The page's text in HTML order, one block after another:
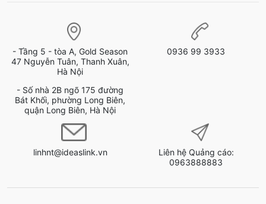
- Tầng 5 - tòa A, Gold Season
47 Nguyễn Tuân, Thanh Xuân,
Hà Nội
- Số nhà 2B ngõ 175 đường
Bát Khối, phường Long Biên,
quận Long Biên, Hà Nội
0936 99 3933
linhnt@ideaslink.vn
Liên hệ Quảng cáo:
0963888883